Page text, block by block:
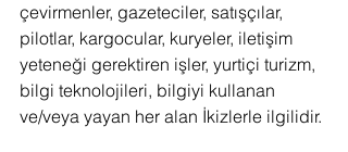
çevirmenler, gazeteciler, satışçılar,
pilotlar, kargocular, kuryeler, iletişim
yeteneği gerektiren işler, yurtiçi turizm,
bilgi teknolojileri, bilgiyi kullanan
ve/veya yayan her alan İkizlerle ilgilidir.